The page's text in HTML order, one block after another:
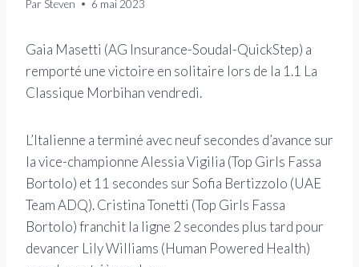
Par Steven 6 mai 2023
Gaia Masetti (AG Insurance-Soudal-QuickStep) a
remporté une victoire en solitaire lors de la 1.1 La
Classique Morbihan vendredi.
L’Italienne a terminé avec neuf secondes d’avance sur
la vice-championne Alessia Vigilia (Top Girls Fassa
Bortolo) et 11 secondes sur Sofia Bertizzolo (UAE
Team ADQ). Cristina Tonetti (Top Girls Fassa
Bortolo) franchit la ligne 2 secondes plus tard pour
devancer Lily Williams (Human Powered Health)